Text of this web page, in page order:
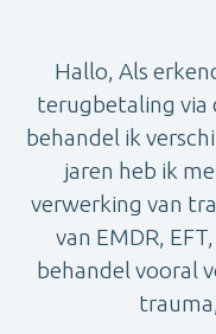
Hallo, Als
terugbetaling via
behandel ik
jaren heb ik
verwerking van
van EMDR,
behandel vooral